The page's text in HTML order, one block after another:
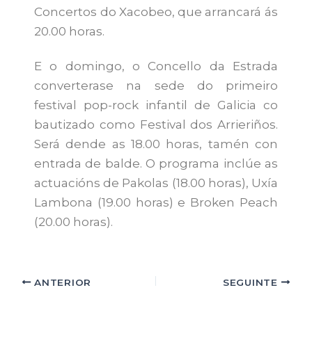
Concertos do Xacobeo, que arrancará ás
20.00 horas.
E o domingo, o Concello da Estrada
converterase na sede do primeiro
festival pop-rock infantil de Galicia co
bautizado como Festival dos Arrieriños.
Será dende as 18.00 horas, tamén con
entrada de balde. O programa inclúe as
actuacións de Pakolas (18.00 horas), Uxía
Lambona (19.00 horas) e Broken Peach
(20.00 horas).
ANTERIOR SEGUINTE